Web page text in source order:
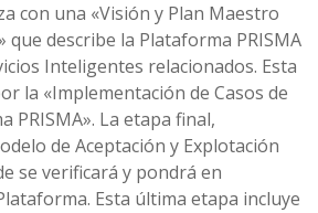
con una «Visión y Plan Maestro
que describe la Plataforma PRISMA
Inteligentes relacionados. Esta
la «Implementación de Casos de
PRISMA». La etapa final,
de Aceptación y Explotación
se verificará y pondrá en
Esta última etapa incluye